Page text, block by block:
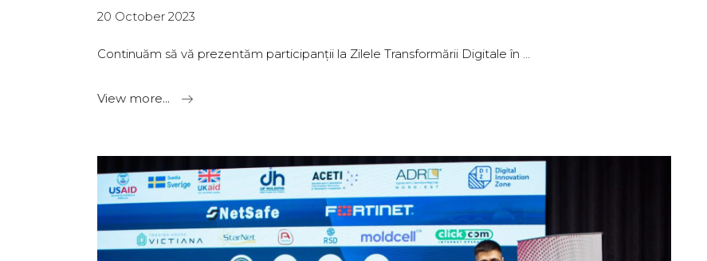
20 October 2023
Continuăm să vă prezentăm participanții la Zilele Transformării Digitale în
View more...